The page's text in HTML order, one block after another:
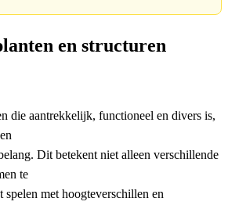
en structuren
die aantrekkelijk, functioneel en divers is,
Dit betekent niet alleen verschillende
te
spelen met hoogteverschillen en